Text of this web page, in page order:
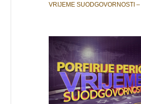
VRIJEME SUODGOVORNOSTI